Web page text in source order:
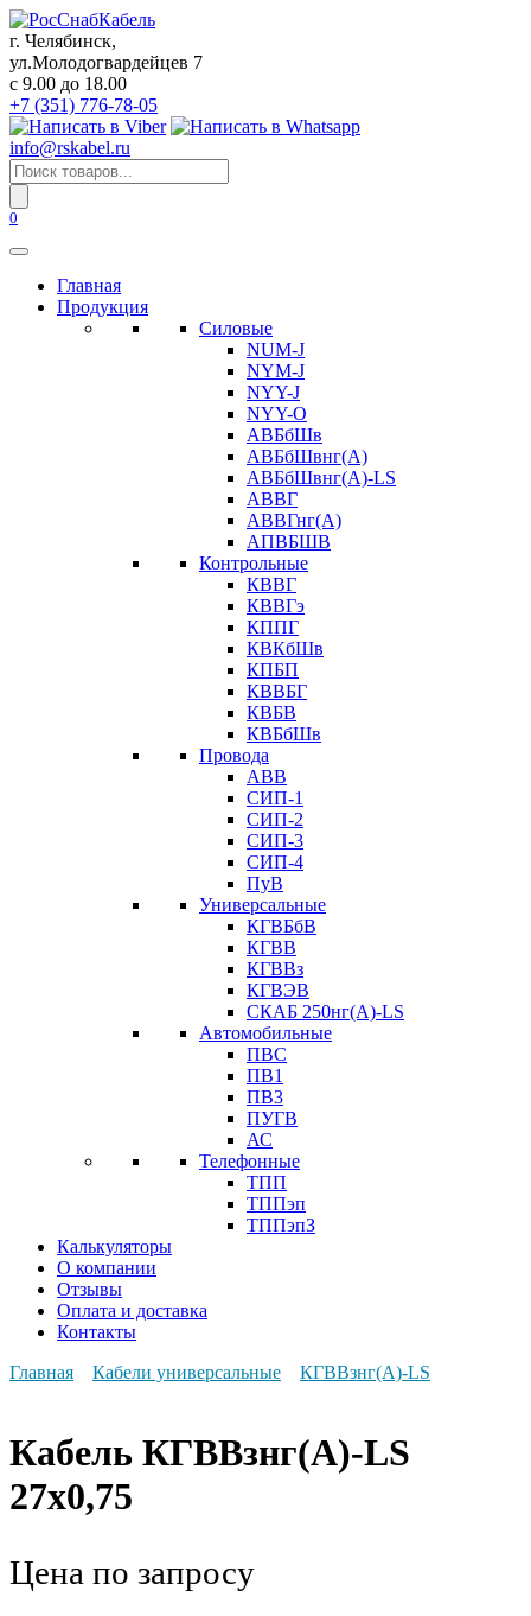
Перейти
к
содержанию
г. Челябинск,
ул.Молодогвардейцев 7
c 9.00 до 18.00
+7 (351) 776-78-05
info@rskabel.ru
Поиск
товаров
0
Главная
Продукция
Силовые
NUM-J
NYM-J
NYY-J
NYY-O
АВБбШв
АВБбШвнг(А)
АВБбШвнг(А)-LS
АВВГ
АВВГнг(А)
АПВБШВ
Контрольные
КВВГ
КВВГэ
КППГ
КВКбШв
КПБП
КВВБГ
КВБВ
КВБбШв
Провода
АВВ
СИП-1
СИП-2
СИП-3
СИП-4
ПуВ
Универсальные
КГВБбВ
КГВВ
КГВВз
КГВЭВ
СКАБ 250нг(А)-LS
Автомобильные
ПВС
ПВ1
ПВ3
ПУГВ
АС
Телефонные
ТПП
ТППэп
ТППэпЗ
Калькуляторы
О компании
Отзывы
Оплата и доставка
Контакты
Главная
Кабели универсальные КГВВзнг(А)-LS
Кабель КГВВзнг(А)-LS
27х0,75
Цена по запросу